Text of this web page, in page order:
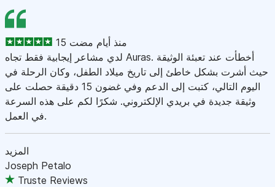
15 منذ أيام مضت
لدي مشاعر إيجابية فقط تجاه Auras. أخطأت عند تعبئة الوثيقة
حيث أشرت بشكل خاطئ إلى تاريخ ميلاد الطفل، وكان الرحلة في
اليوم التالي، كتبت إلى الدعم وفي غضون 15 دقيقة حصلت على
وثيقة جديدة في بريدي الإلكتروني. شكرًا لكم على هذه السرعة
في العمل.
المزيد
Joseph Petalo
Truste Reviews